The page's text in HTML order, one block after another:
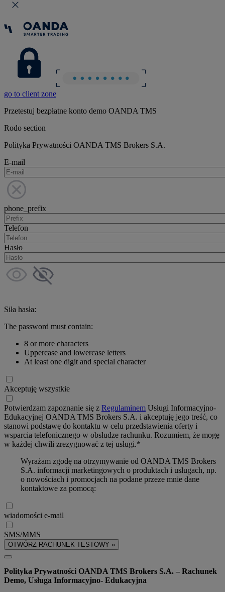
go to client zone
Przetestuj bezpłatne konto demo OANDA TMS
Rodo section
Polityka Prywatności OANDA TMS Brokers S.A.
E-mail
phone_prefix
Telefon
Hasło
Siła hasła:
The password must contain:
8 or more characters
Uppercase and lowercase letters
At least one digit and special character
Akceptuję wszystkie
Potwierdzam zapoznanie się z Regulaminem Usługi Informacyjno-
Edukacyjnej OANDA TMS Brokers S.A. i akceptuję jego treść, co
stanowi podstawę do kontaktu w celu przedstawienia oferty i
wsparcia telefonicznego w obsłudze rachunku. Rozumiem, że mogę
w każdej chwili zrezygnować z tej usługi.*
Wyrażam zgodę na otrzymywanie od OANDA TMS Brokers
S.A. informacji marketingowych o produktach i usługach, np.
o nowościach i promocjach na podane przeze mnie dane
kontaktowe za pomocą:
wiadomości e-mail
SMS/MMS
OTWÓRZ RACHUNEK TESTOWY »
Polityka Prywatności OANDA TMS Brokers S.A. – Rachunek
Demo, Usługa Informacyjno- Edukacyjna